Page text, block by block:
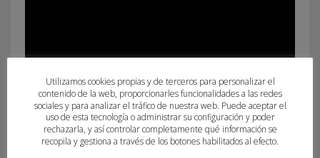
Utilizamos cookies propias y de terceros para personalizar el
contenido de la web, proporcionarles funcionalidades a las redes
sociales y para analizar el tráfico de nuestra web. Puede aceptar el
uso de esta tecnología o administrar su configuración y poder
rechazarla, y así controlar completamente qué información se
recopila y gestiona a través de los botones habilitados al efecto.